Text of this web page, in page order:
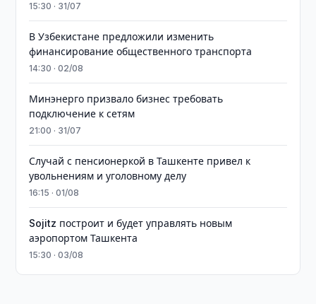
15:30 · 31/07
В Узбекистане предложили изменить
финансирование общественного транспорта
14:30 · 02/08
Минэнерго призвало бизнес требовать
подключение к сетям
21:00 · 31/07
Случай с пенсионеркой в Ташкенте привел к
увольнениям и уголовному делу
16:15 · 01/08
Sojitz построит и будет управлять новым
аэропортом Ташкента
15:30 · 03/08